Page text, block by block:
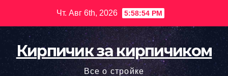
содержимому
Чт. Авг 6th, 2026 5:58:55 PM
Кирпичик за кирпичиком
Все о стройке